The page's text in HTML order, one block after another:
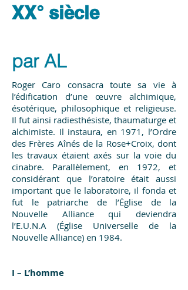
XX° siècle
par AL
Roger Caro consacra toute sa vie à
l’édification d’une œuvre alchimique,
ésotérique, philosophique et religieuse.
Il fut ainsi radiesthésiste, thaumaturge et
alchimiste. Il instaura, en 1971, l’Ordre
des Frères Aînés de la Rose+Croix, dont
les travaux étaient axés sur la voie du
cinabre. Parallèlement, en 1972, et
considérant que l’oratoire était aussi
important que le laboratoire, il fonda et
fut le patriarche de l’Église de la
Nouvelle Alliance qui deviendra
l’E.U.N.A (Église Universelle de la
Nouvelle Alliance) en 1984.
I – L’homme